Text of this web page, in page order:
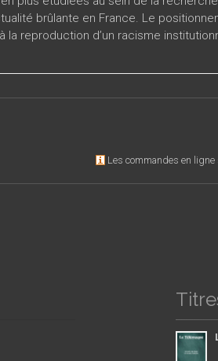
brûlante en France. Le
reproduction d’un racisme
Les commandes en